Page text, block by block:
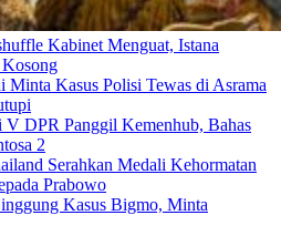
Kabinet Menguat, Istana
Minta Kasus Polisi Tewas di Asrama
V DPR Panggil Kemenhub, Bahas
2
Serahkan Medali Kehormatan
Prabowo
Kasus Bigmo, Minta